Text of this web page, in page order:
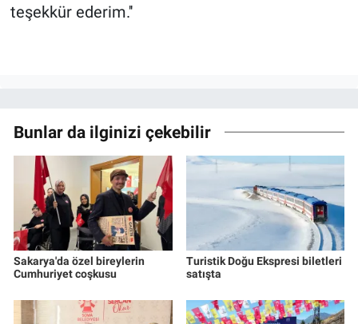
teşekkür ederim.''
Bunlar da ilginizi çekebilir
Sakarya'da özel bireylerin
Cumhuriyet coşkusu
Turistik Doğu Ekspresi biletleri
satışta